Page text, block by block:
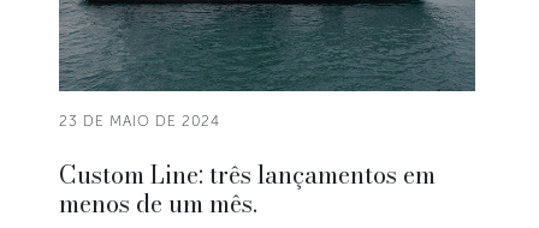
23 DE MAIO DE 2024
Custom Line: três lançamentos em
menos de um mês.